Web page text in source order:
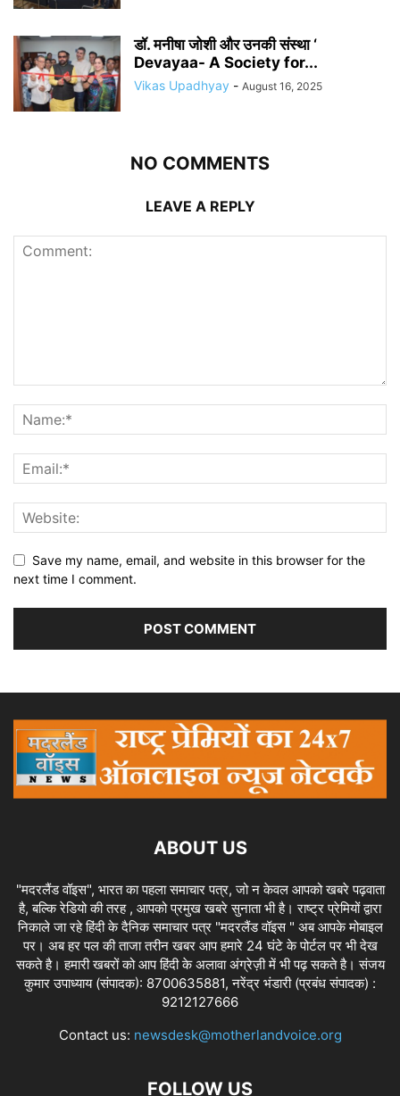
डॉ. मनीषा जोशी और उनकी संस्था ‘
Devayaa- A Society for...
Vikas Upadhyay - August 16, 2025
NO COMMENTS
LEAVE A REPLY
Save my name, email, and website in this browser for the
next time I comment.
ABOUT US
"मदरलैंड वॉइस", भारत का पहला समाचार पत्र, जो न केवल आपको खबरे पढ़वाता
है, बल्कि रेडियो की तरह , आपको प्रमुख खबरे सुनाता भी है। राष्ट्र प्रेमियों द्वारा
निकाले जा रहे हिंदी के दैनिक समाचार पत्र "मदरलैंड वॉइस " अब आपके मोबाइल
पर। अब हर पल की ताजा तरीन खबर आप हमारे 24 घंटे के पोर्टल पर भी देख
सकते है। हमारी खबरों को आप हिंदी के अलावा अंग्रेज़ी में भी पढ़ सकते है। संजय
कुमार उपाध्याय (संपादक): 8700635881, नरेंद्र भंडारी (प्रबंध संपादक) :
9212127666
Contact us: newsdesk@motherlandvoice.org
FOLLOW US